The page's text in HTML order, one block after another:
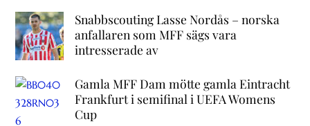
Snabbscouting Lasse Nordås – norska
anfallaren som MFF sägs vara
intresserade av
Gamla MFF Dam mötte gamla Eintracht
Frankfurt i semifinal i UEFA Womens
Cup